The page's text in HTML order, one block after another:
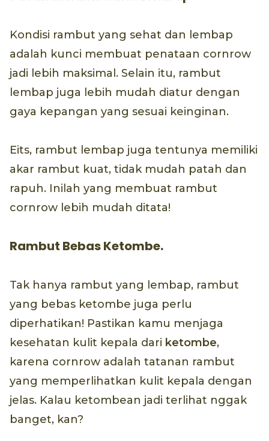
Kondisi rambut yang sehat dan lembap
adalah kunci membuat penataan cornrow
jadi lebih maksimal. Selain itu, rambut
lembap juga lebih mudah diatur dengan
gaya kepangan yang sesuai keinginan.
Eits, rambut lembap juga tentunya memiliki
akar rambut kuat, tidak mudah patah dan
rapuh. Inilah yang membuat rambut
cornrow lebih mudah ditata!
Rambut Bebas Ketombe.
Tak hanya rambut yang lembap, rambut
yang bebas ketombe juga perlu
diperhatikan! Pastikan kamu menjaga
kesehatan kulit kepala dari ketombe,
karena cornrow adalah tatanan rambut
yang memperlihatkan kulit kepala dengan
jelas. Kalau ketombean jadi terlihat nggak
banget, kan?